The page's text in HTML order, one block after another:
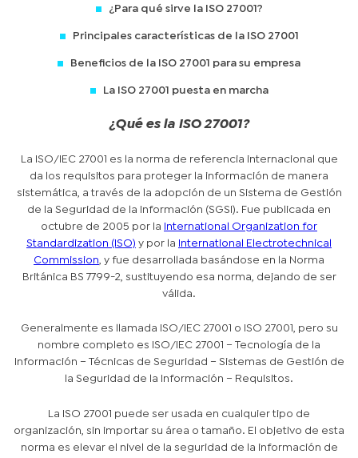
¿Para qué sirve la ISO 27001?
Principales características de la ISO 27001
Beneficios de la ISO 27001 para su empresa
La ISO 27001 puesta en marcha
¿Qué es la ISO 27001?
La ISO/IEC 27001 es la norma de referencia internacional que
da los requisitos para proteger la información de manera
sistemática, a través de la adopción de un Sistema de Gestión
de la Seguridad de la Información (SGSI). Fue publicada en
octubre de 2005 por la
International Organization for
Standardization (ISO) y por la
International Electrotechnical
Commission , y fue desarrollada basándose en la Norma
Británica BS 7799-2, sustituyendo esa norma, dejando de ser
válida.
Generalmente es llamada ISO/IEC 27001 o ISO 27001, pero su
nombre completo es ISO/IEC 27001 – Tecnología de la
Información – Técnicas de Seguridad – Sistemas de Gestión de
la Seguridad de la Información – Requisitos.
La ISO 27001 puede ser usada en cualquier tipo de
organización, sin importar su área o tamaño. El objetivo de esta
norma es elevar el nivel de la seguridad de la información de